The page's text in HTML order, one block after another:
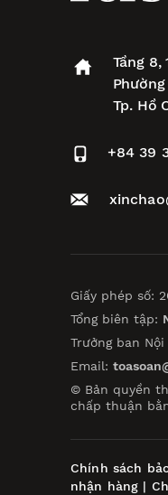
Tầng 8,
Tp. Hồ
+84 39
Giấy phép số:
Tổng biên tập:
Trưởng ban Nội
Email:
© Bản quyền
chấp thuận
Chính sách
nhận hàng |